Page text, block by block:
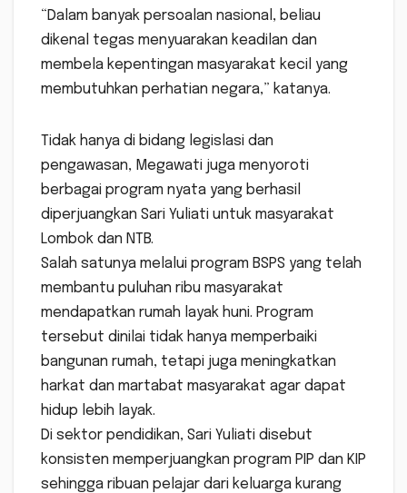
“Dalam banyak persoalan nasional, beliau
dikenal tegas menyuarakan keadilan dan
membela kepentingan masyarakat kecil yang
membutuhkan perhatian negara,” katanya.
Tidak hanya di bidang legislasi dan
pengawasan, Megawati juga menyoroti
berbagai program nyata yang berhasil
diperjuangkan Sari Yuliati untuk masyarakat
Lombok dan NTB.
Salah satunya melalui program BSPS yang telah
membantu puluhan ribu masyarakat
mendapatkan rumah layak huni. Program
tersebut dinilai tidak hanya memperbaiki
bangunan rumah, tetapi juga meningkatkan
harkat dan martabat masyarakat agar dapat
hidup lebih layak.
Di sektor pendidikan, Sari Yuliati disebut
konsisten memperjuangkan program PIP dan KIP
sehingga ribuan pelajar dari keluarga kurang